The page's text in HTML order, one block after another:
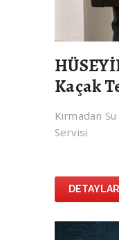
Kaçak
Kırmadan
Servisi
DETAYLAR